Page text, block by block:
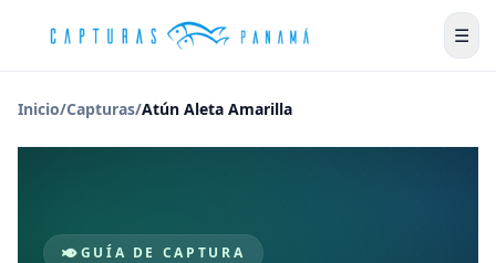
☰
Inicio/Capturas/Atún Aleta Amarilla
GUÍA DE CAPTURA